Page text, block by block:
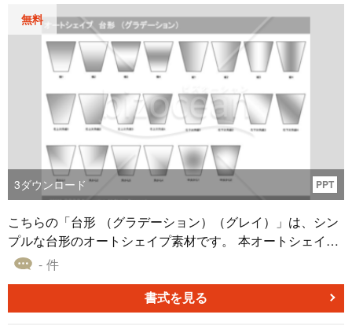
無料
3ダウンロード PPT
こちらの「台形 （グラデーション）（グレイ）」は、シン
プルな台形のオートシェイプ素材です。 本オートシェイプ
素材は灰色をベースカラーに使い、さまざまなグラデーシ
ることができるので、自社で作成する資料に使う図形やア
イコンなどとして、ご活用いただければと思います。
- 件
書式を見る